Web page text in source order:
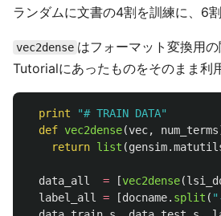
ランダムに文書の4割を訓練に、6
vec2dense はフォーマット変換用
Tutorialにあったものをそのまま利用
print "# TRAIN DATA"
def vec2dense(vec, num_terms
return list (gensim.
data_all = [vec2dense(
label_all
= [docname. split ( "